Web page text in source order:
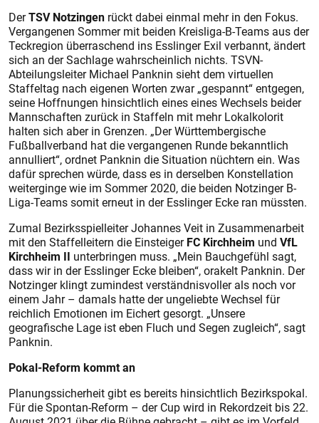
DerTSV Notzingen rückt dabei einmal mehr in den Fokus.
Vergangenen Sommer mit beiden Kreisliga-B-Teams aus der
Teckregion überraschend ins Esslinger Exil verbannt, ändert
sich an der Sachlage wahrscheinlich nichts. TSVN-
Abteilungsleiter Michael Panknin sieht dem virtuellen
Staffeltag nach eigenen Worten zwar „gespannt“ entgegen,
seine Hoffnungen hinsichtlich eines eines Wechsels beider
Mannschaften zurück in Staffeln mit mehr Lokalkolorit
halten sich aber in Grenzen. „Der Württembergische
Fußballverband hat die vergangenen Runde bekanntlich
annulliert“, ordnet Panknin die Situation nüchtern ein. Was
dafür sprechen würde, dass es in derselben Konstellation
weiterginge wie im Sommer 2020, die beiden Notzinger B-
Liga-Teams somit erneut in der Esslinger Ecke ran müssten.
Zumal Bezirksspielleiter Johannes Veit in Zusammenarbeit
mit den Staffelleitern die EinsteigerFC Kirchheim und VfL
Kirchheim II unterbringen muss. „Mein Bauchgefühl sagt,
dass wir in der Esslinger Ecke bleiben“, orakelt Panknin. Der
Notzinger klingt zumindest verständnisvoller als noch vor
einem Jahr – damals hatte der ungeliebte Wechsel für
reichlich Emotionen im Eichert gesorgt. „Unsere
geografische Lage ist eben Fluch und Segen zugleich“, sagt
Panknin.
Pokal-Reform kommt an
Planungssicherheit gibt es bereits hinsichtlich Bezirkspokal.
Für die Spontan-Reform – der Cup wird in Rekordzeit bis 22.